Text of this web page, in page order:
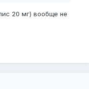
20 мг) вообще не